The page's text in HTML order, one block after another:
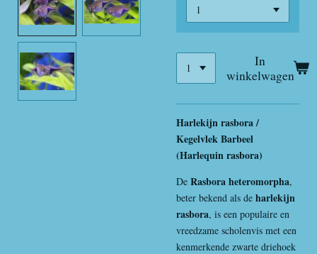
In
winkelwagen
Harlekijn rasbora /
Kegelvlek Barbeel
(Harlequin rasbora)
De Rasbora heteromorpha,
beter bekend als de harlekijn
rasbora, is een populaire en
vreedzame scholenvis met een
kenmerkende zwarte driehoek